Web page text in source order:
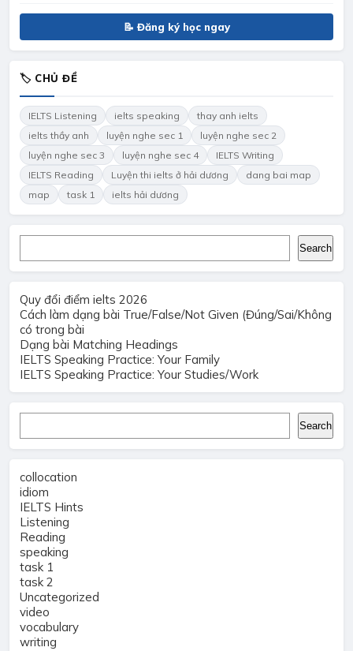
📝 Đăng ký học ngay
🏷 CHỦ ĐỀ
IELTS Listening ielts speaking
thay anh ielts
ielts thầy anh
luyện nghe sec 1
luyện nghe sec 2
luyện nghe sec 3
luyện nghe sec 4
IELTS Writing
IELTS Reading
Luyện thi ielts ở hải dương
dang bai map
map
task 1 ielts hải dương
Search
Quy đổi điểm ielts 2026
Cách làm dạng bài True/False/Not Given (Đúng/Sai/Không
có trong bài
Dạng bài Matching Headings
IELTS Speaking Practice: Your Family
IELTS Speaking Practice: Your Studies/Work
Search
collocation
idiom
IELTS Hints
Listening
Reading
speaking
task 1
task 2
Uncategorized
video
vocabulary
writing